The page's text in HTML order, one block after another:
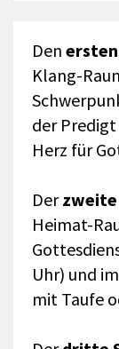
Den
Klang-
der
Herz für
Der
Heimat-
Uhr) und
mit Taufe